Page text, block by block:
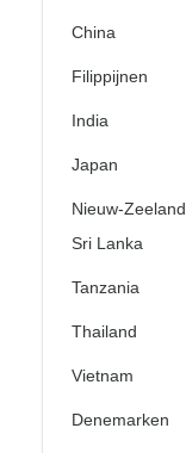
China
Filippijnen
India
Japan
Nieuw-Zeeland
Sri Lanka
Tanzania
Thailand
Vietnam
Denemarken